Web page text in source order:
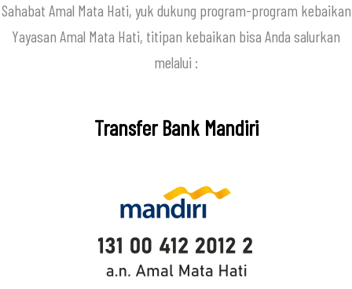
Sahabat Amal Mata Hati, yuk dukung program-program kebaikan
Yayasan Amal Mata Hati, titipan kebaikan bisa Anda salurkan
melalui :
Transfer Bank Mandiri